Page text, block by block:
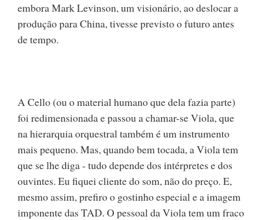
embora Mark Levinson, um visionário, ao deslocar a
produção para China, tivesse previsto o futuro antes
de tempo.
A Cello (ou o material humano que dela fazia parte)
foi redimensionada e passou a chamar-se Viola, que
na hierarquia orquestral também é um instrumento
mais pequeno. Mas, quando bem tocada, a Viola tem
que se lhe diga - tudo depende dos intérpretes e dos
ouvintes. Eu fiquei cliente do som, não do preço. E,
mesmo assim, prefiro o gostinho especial e a imagem
imponente das TAD. O pessoal da Viola tem um fraco